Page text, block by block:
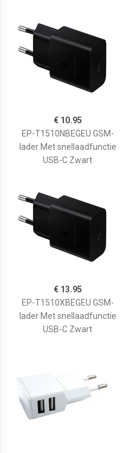
€ 10.95
EP-T1510NBEGEU GSM-
lader Met snellaadfunctie
USB-C Zwart
€ 13.95
EP-T1510XBEGEU GSM-
lader Met snellaadfunctie
USB-C Zwart